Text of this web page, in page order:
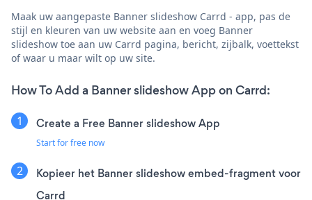
Maak uw aangepaste Banner slideshow Carrd - app, pas de
stijl en kleuren van uw website aan en voeg Banner
slideshow toe aan uw Carrd pagina, bericht, zijbalk, voettekst
of waar u maar wilt op uw site.
How To Add a Banner slideshow App on Carrd:
Create a Free Banner slideshow App
Start for free now
Kopieer het Banner slideshow embed-fragment voor
Carrd